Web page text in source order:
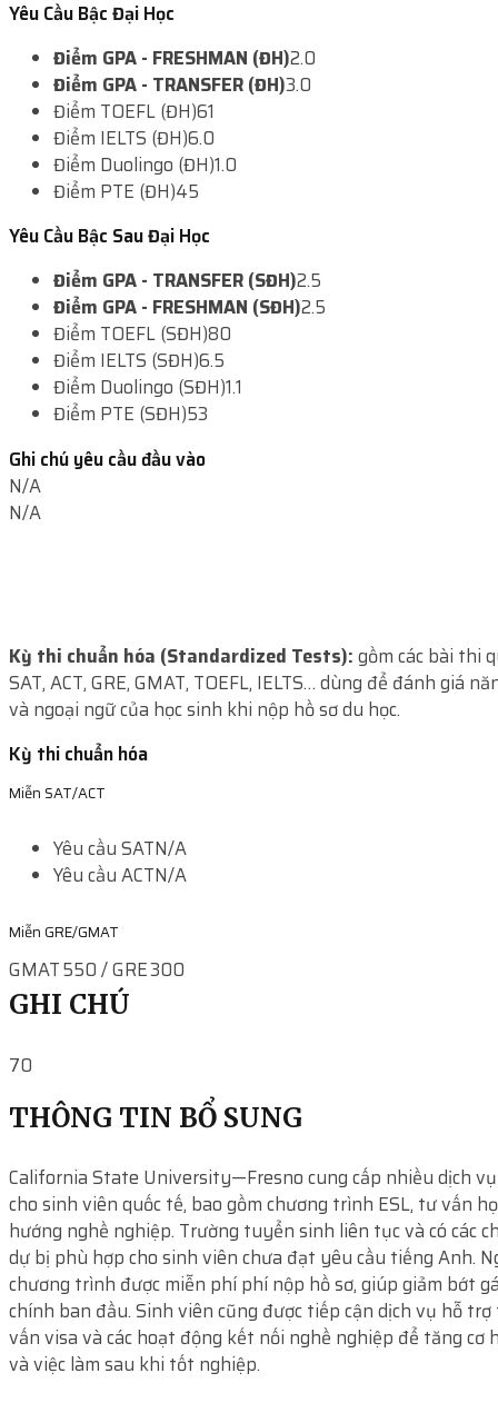
Kỳ thi chuẩn hóa (Standardized Tests): gồm các bài thi
SAT, ACT, GRE, GMAT, TOEFL, IELTS… dùng để đánh giá
và ngoại ngữ của học sinh khi nộp hồ sơ du học.
Kỳ thi chuẩn hóa
Miễn SAT/ACT
Yêu cầu SATN/A
Yêu cầu ACTN/A
Miễn GRE/GMAT
GMAT 550 / GRE 300
Yêu Cầu Bậc Đại Học
Điểm GPA - FRESHMAN (ĐH)2.0
Điểm GPA - TRANSFER (ĐH)3.0
Điểm TOEFL (ĐH)61
Điểm IELTS (ĐH)6.0
Điểm Duolingo (ĐH)1.0
Điểm PTE (ĐH)45
Yêu Cầu Bậc Sau Đại Học
Điểm GPA - TRANSFER (SĐH)2.5
Điểm GPA - FRESHMAN (SĐH)2.5
Điểm TOEFL (SĐH)80
Điểm IELTS (SĐH)6.5
Điểm Duolingo (SĐH)1.1
Điểm PTE (SĐH)53
Ghi chú yêu cầu đầu vào
N/A
N/A
THÔNG TIN BỔ SUNG
California State University—Fresno cung cấp nhiều dịch
cho sinh viên quốc tế, bao gồm chương trình ESL, tư vấn
hướng nghề nghiệp. Trường tuyển sinh liên tục và có các
dự bị phù hợp cho sinh viên chưa đạt yêu cầu tiếng Anh.
chương trình được miễn phí phí nộp hồ sơ, giúp giảm bớt
chính ban đầu. Sinh viên cũng được tiếp cận dịch vụ hỗ
vấn visa và các hoạt động kết nối nghề nghiệp để tăng cơ
và việc làm sau khi tốt nghiệp.
GHI CHÚ
70